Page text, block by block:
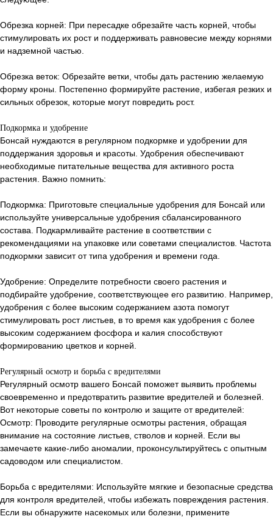
Обрезка корней: При пересадке обрезайте часть корней, чтобы
стимулировать их рост и поддерживать равновесие между корнями
и надземной частью.
Обрезка веток: Обрезайте ветки, чтобы дать растению желаемую
форму кроны. Постепенно формируйте растение, избегая резких и
сильных обрезок, которые могут повредить рост.
Подкормка и удобрение
Бонсай нуждаются в регулярном подкормке и удобрении для
поддержания здоровья и красоты. Удобрения обеспечивают
необходимые питательные вещества для активного роста
растения. Важно помнить:
Подкормка: Приготовьте специальные удобрения для Бонсай или
используйте универсальные удобрения сбалансированного
состава. Подкармливайте растение в соответствии с
рекомендациями на упаковке или советами специалистов. Частота
подкормки зависит от типа удобрения и времени года.
Удобрение: Определите потребности своего растения и
подбирайте удобрение, соответствующее его развитию. Например,
удобрения с более высоким содержанием азота помогут
стимулировать рост листьев, в то время как удобрения с более
высоким содержанием фосфора и калия способствуют
формированию цветков и корней.
Регулярный осмотр и борьба с вредителями
Регулярный осмотр вашего Бонсай поможет выявить проблемы
своевременно и предотвратить развитие вредителей и болезней.
Вот некоторые советы по контролю и защите от вредителей:
Осмотр: Проводите регулярные осмотры растения, обращая
внимание на состояние листьев, стволов и корней. Если вы
замечаете какие-либо аномалии, проконсультируйтесь с опытным
садоводом или специалистом.
Борьба с вредителями: Используйте мягкие и безопасные средства
для контроля вредителей, чтобы избежать повреждения растения.
Если вы обнаружите насекомых или болезни, примените